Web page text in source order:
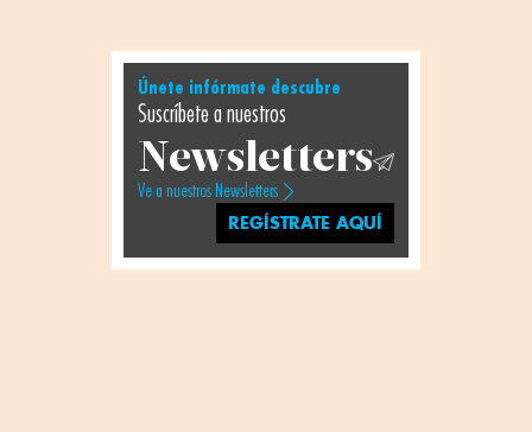
Únete infórmate descubre
Suscríbete a nuestros
Newsletters
Ve a nuestros Newsletters
REGÍSTRATE AQUÍ